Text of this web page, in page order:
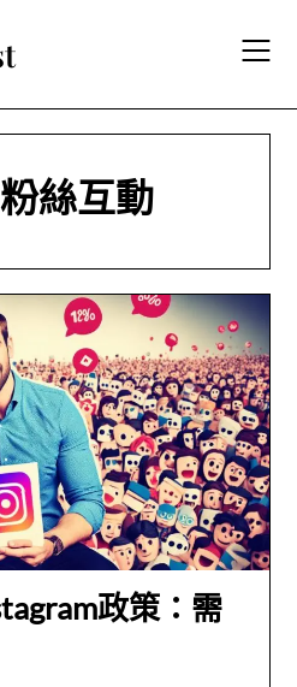
粉絲互動
政策：需